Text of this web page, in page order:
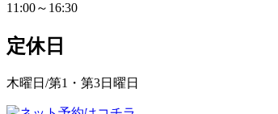
11:00～16:30
定休日
木曜日/第1・第3日曜日